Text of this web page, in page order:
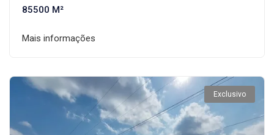
85500 M²
Mais informações
Exclusivo